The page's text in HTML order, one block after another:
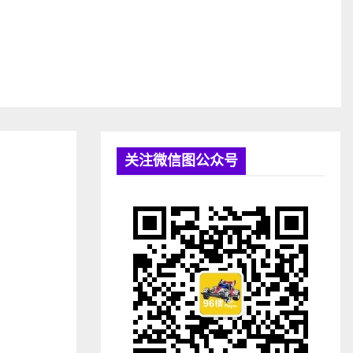
关注微信图公众号